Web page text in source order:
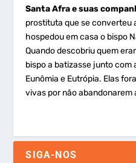
Santa Afra e suas
prostituta que se converteu
hospedou em casa o bispo
Quando descobriu quem
bispo a batizasse junto com
Eunômia e Eutrópia. Elas
vivas por não abandonarem
SIGA-NOS